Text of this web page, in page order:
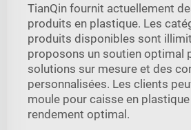
TianQin fournit actuellement
produits en plastique. Les
produits disponibles sont
proposons un soutien optimal
solutions sur mesure et des
personnalisées. Les clients
moule pour caisse en
rendement optimal.